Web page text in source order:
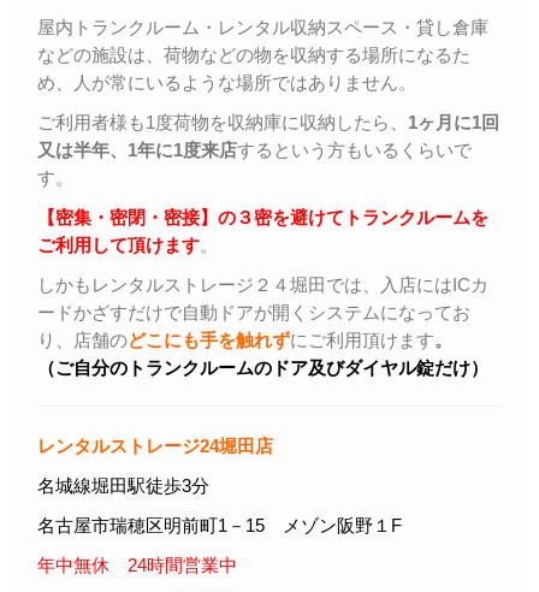
屋内トランクルーム・レンタル収納スペース・貸し倉庫
などの施設は、荷物などの物を収納する場所になるた
め、人が常にいるような場所ではありません。
ご利用者様も1度荷物を収納庫に収納したら、 1ヶ月に1回
又は半年、1年に1度来店するという方もいるくらいで
す。
【密集・密閉・密接】の３密を避けてトランクルームを
ご利用して頂けます。
しかもレンタルストレージ２４堀田では、入店にはICカ
ードかざすだけで自動ドアが開くシステムになってお
り、店舗のどこにも手を触れずにご利用頂けます。
（ご自分のトランクルームのドア及びダイヤル錠だけ）
レンタルストレージ24堀田店
名城線堀田駅徒歩3分
名古屋市瑞穂区明前町1－15 メゾン阪野１F
年中無休 24時間営業中